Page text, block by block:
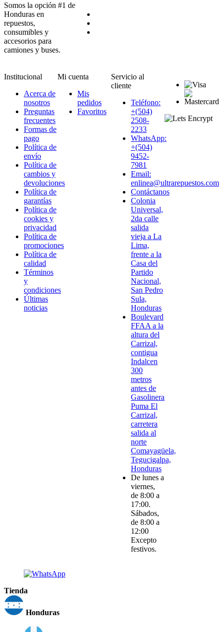
Somos la opción #1 de
Honduras en
repuestos,
consumibles y
accesorios para
camiones y buses.
Institucional
Acerca de
nosotros
Preguntas
frecuentes
Formas de
pago
Política de
envío
Política de
cambios y
devoluciones
Política de
garantías
Política de
cookies y
privacidad
Política de
promociones
Política de
calidad
Términos
y
condiciones
Últimas
noticias
Mi cuenta
Mis
pedidos
Favoritos
Servicio al
cliente
Teléfono:
+(504)
2508-
2233
WhatsApp:
+(504)
9452-
7981
Email:
enlinea@ultrarepuestos.com
Contáctanos
Colonia
Universal,
2da calle
salida
vieja a La
Lima,
frente a la
Casa del
Partido
Nacional,
San Pedro
Sula,
Honduras
Boulevard
FFAA a la
altura del
Carrizal,
contigua
Indalcen
300
metros
antes de
Gasolinera
Puma El
Carrizal,
carretera
salida al
norte
Comayagüela,
Tegucigalpa,
Honduras
De lunes a
viernes,
de 8:00 a
17:00.
Sábados,
de 8:00 a
12:00
Excepto
festivos.
Tienda
Honduras